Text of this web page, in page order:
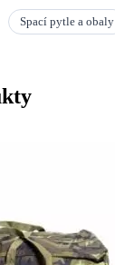
Spací pytle a obaly